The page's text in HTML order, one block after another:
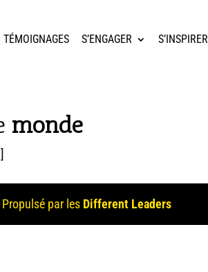
TÉMOIGNAGES S’ENGAGER S’INSPIRER
monde
par les Different Leaders